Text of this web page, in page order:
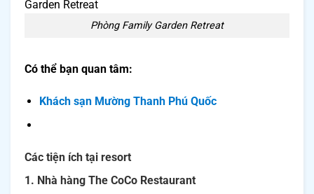
Phòng Family Garden Retreat
Có thể bạn quan tâm:
Khách sạn Mường Thanh Phú Quốc
Các tiện ích tại resort
1. Nhà hàng The CoCo Restaurant